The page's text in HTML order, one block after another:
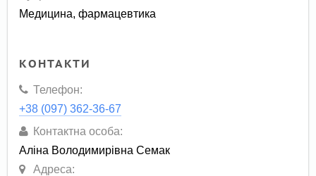
Медицина, фармацевтика
КОНТАКТИ
Телефон:
+38 (097) 362-36-67
Контактна особа:
Аліна Володимирівна Семак
Адреса: